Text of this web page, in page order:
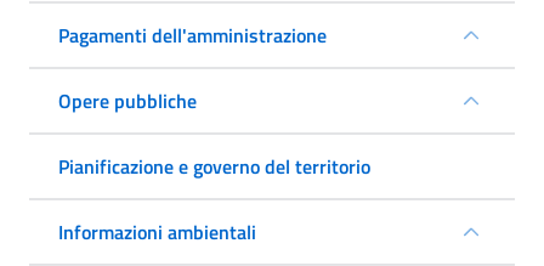
Pagamenti dell'amministrazione
Opere pubbliche
Pianificazione e governo del territorio
Informazioni ambientali